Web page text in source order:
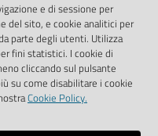
e di sessione per
del sito, e cookie analitici per
parte degli utenti. Utilizza
fini statistici. I cookie di
cliccando sul pulsante
su come disabilitare i cookie
Cookie Policy.